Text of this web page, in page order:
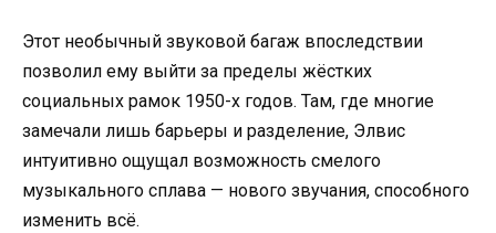
Этот необычный звуковой багаж впоследствии
позволил ему выйти за пределы жёстких
социальных рамок 1950-х годов. Там, где многие
замечали лишь барьеры и разделение, Элвис
интуитивно ощущал возможность смелого
музыкального сплава — нового звучания, способного
изменить всё.